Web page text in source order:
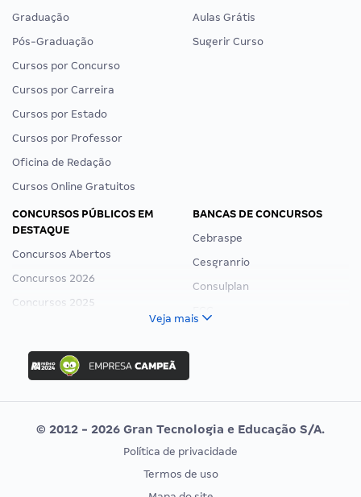
Graduação
Pós-Graduação
Cursos por Concurso
Cursos por Carreira
Cursos por Estado
Cursos por Professor
Oficina de Redação
Cursos Online Gratuitos
Aulas Grátis
Sugerir Curso
CONCURSOS PÚBLICOS EM
DESTAQUE
Concursos Abertos
Concursos 2026
Concursos 2025
Concurso Nacional Unificado
Concurso Ibama
Concurso MPU
Editais publicados
BANCAS DE CONCURSOS
Cebraspe
Cesgranrio
Consulplan
Vunesp
CONCURSOS POR PROFISSÃO
EXAME DE ORDEM
Veja mais
© 2012 - 2026 Gran Tecnologia e Educação S/A.
Política de privacidade
Termos de uso